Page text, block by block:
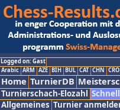
Logged on: Gast
Arabic ARM AZE BIH BUL CAT CHN CRO
Home TurnierDB
Turnierschach-Elozahl
Allgemeines Turnier